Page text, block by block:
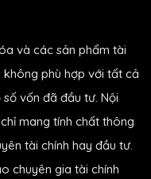
và các sản phẩm tài
phù hợp với tất cả
vốn đã đầu tư. Nội
mang tính chất thông
tài chính hay đầu tư.
chuyên gia tài chính